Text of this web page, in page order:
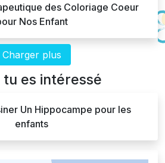
des Coloriage Coeur
Nos Enfant
Charger plus
es intéressé
Un Hippocampe pour les
enfants